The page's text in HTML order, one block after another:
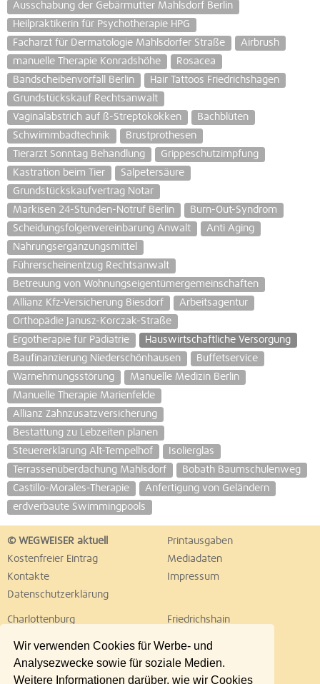
Wir verwenden Cookies für Werbe- und
Analysezwecke sowie für soziale Medien.
Weitere Informationen darüber, wie wir Cookies
Ausschabung der Gebärmutter Mahlsdorf Berlin
Heilpraktikerin für Psychotherapie HPG
Facharzt für Dermatologie Mahlsdorfer Straße
Airbrush
manuelle Therapie Konradshöhe
Rosacea
Bandscheibenvorfall Berlin
Hair Tattoos Friedrichshagen
Grundstückskauf Rechtsanwalt
Vaginalabstrich auf ß-Streptokokken
Bachblüten
Schwimmbadtechnik
Brustprothesen
Tierarzt Sonntag Behandlung
Grippeschutzimpfung
Kastration beim Tier
Salpetersäure
Grundstückskaufvertrag Notar
Markisen 24-Stunden-Notruf Berlin
Burn-Out-Syndrom
Scheidungsfolgenvereinbarung Anwalt
Anti Aging
Nahrungsergänzungsmittel
Führerscheinentzug Rechtsanwalt
Betreuung von Wohnungseigentümergemeinschaften
Allianz Kfz-Versicherung Biesdorf
Arbeitsagentur
Orthopädie Janusz-Korczak-Straße
Ergotherapie für Pädiatrie
Hauswirtschaftliche Versorgung
Baufinanzierung Niederschönhausen
Buffetservice
Warnehmungsstörung
Manuelle Medizin Berlin
Manuelle Therapie Marienfelde
Allianz Zahnzusatzversicherung
Bestattung zu Lebzeiten planen
Steuererklärung Alt-Tempelhof
Isolierglas
Terrassenüberdachung Mahlsdorf
Bobath Baumschulenweg
Castillo-Morales-Therapie
Anfertigung von Geländern
erdverbaute Swimmingpools
© WEGWEISER aktuell
Printausgaben
Kostenfreier Eintrag
Mediadaten
Kontakte
Impressum
Datenschutzerklärung
Charlottenburg
Friedrichshain
Lichtenberg
Marzahn